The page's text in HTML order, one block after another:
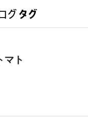
マト